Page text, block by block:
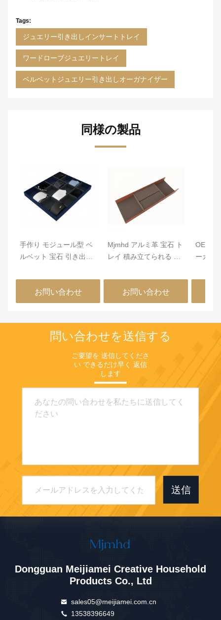
Tags:
ジュエリー引き出しインサートトレイ
ワードローブジュエリートレイ
ベルベットジュエリー引き出しオーガナイザー
同様の製品
手作り モジュール型 ベ
ルベット 宝石 引き出し
ゼット 引き出し 挿入
お問い合わせ
Mjmhd アルミ革 宝石 ト
レイ 積み立てられる 宝
作り
お問い合わせ
OEM
ーガナ
ー
問い合わせを送信する
ご要望を 送信してくださ
い できるだけ早く 返信
します
送信
Dongguan Meijiamei Creative Household
Products Co., Ltd
sales05@meijiamei.com.cn
13538396649